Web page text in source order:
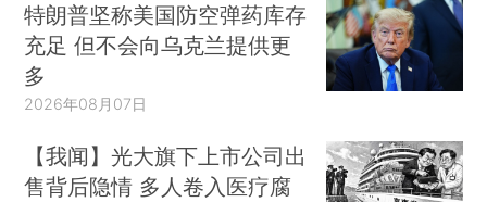
特朗普坚称美国防空弹药库存
充足 但不会向乌克兰提供更
多
2026年08月07日
【我闻】光大旗下上市公司出
售背后隐情 多人卷入医疗腐